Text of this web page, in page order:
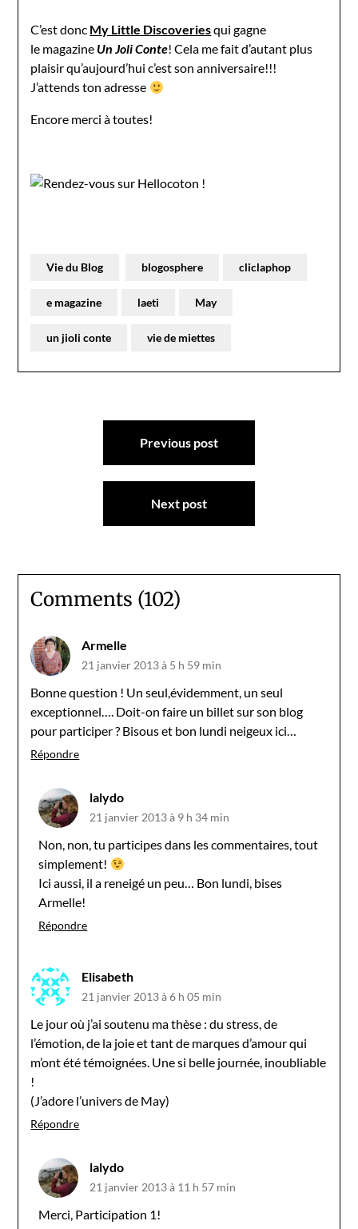
C’est donc My Little Discoveriesqui gagne
le magazine Un Joli Conte! Cela me fait d’autant plus
plaisir qu’aujourd’hui c’est son anniversaire!!!
J’attends ton adresse
Encore merci à toutes!
Vie du Blog blogosphere cliclaphop
e magazine laeti May
un jioli conte vie de miettes
Navigation
Previous post
Next post
Comments (102)
Armelle
21 janvier 2013 à 5 h 59 min
Bonne question ! Un seul,évidemment, un seul
exceptionnel…. Doit-on faire un billet sur son blog
pour participer ? Bisous et bon lundi neigeux ici…
Répondre
lalydo
21 janvier 2013 à 9 h 34 min
Non, non, tu participes dans les commentaires, tout
simplement!
Ici aussi, il a reneigé un peu… Bon lundi, bises
Armelle!
Répondre
Elisabeth
21 janvier 2013 à 6 h 05 min
Le jour où j’ai soutenu ma thèse : du stress, de
l’émotion, de la joie et tant de marques d’amour qui
m’ont été témoignées. Une si belle journée, inoubliable
!
(J’adore l’univers de May)
Répondre
lalydo
21 janvier 2013 à 11 h 57 min
Merci, Participation 1!